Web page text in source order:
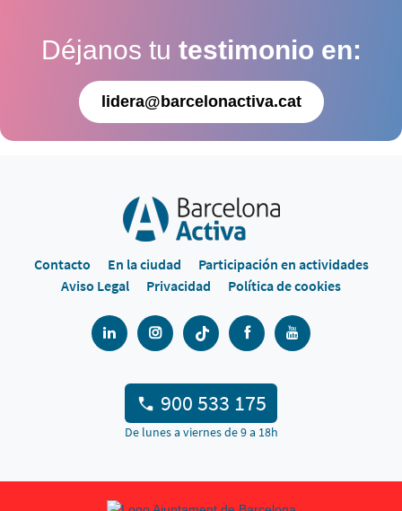
Déjanos tu testimonio en:
lidera@barcelonactiva.cat
Contacto En la ciudad
Participación en actividades
Aviso Legal
Privacidad Política de cookies
900 533 175
De lunes a viernes de 9 a 18h